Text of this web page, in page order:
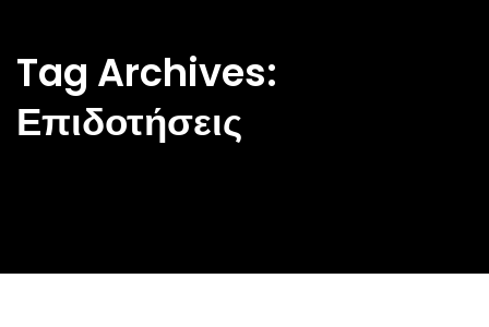
Tag Archives:
Επιδοτήσεις